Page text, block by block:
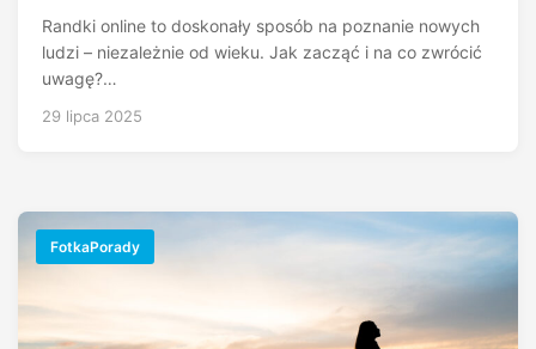
Randki online to doskonały sposób na poznanie nowych
ludzi – niezależnie od wieku. Jak zacząć i na co zwrócić
uwagę?…
29 lipca 2025
FotkaPorady